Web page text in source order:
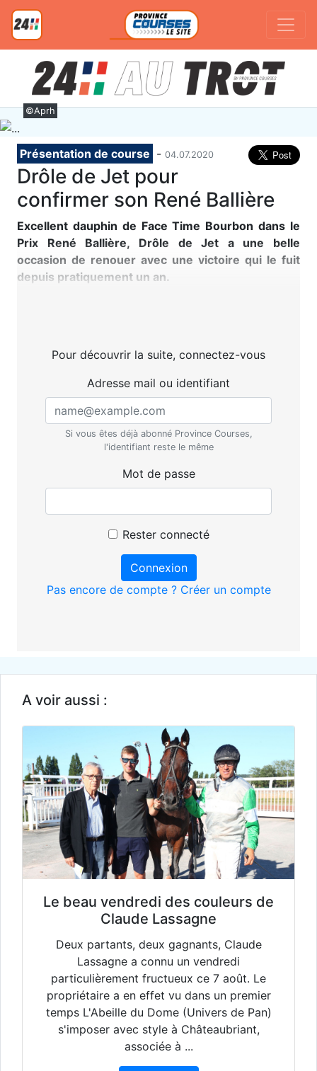
©Aprh
Présentation de course - 04.07.2020
Drôle de Jet pour
confirmer son René Ballière
Excellent dauphin de Face Time Bourbon dans le
Prix René Ballière, Drôle de Jet a une belle
occasion de renouer avec une victoire qui le fuit
depuis pratiquement un an.
Pour découvrir la suite, connectez-vous
Adresse mail ou identifiant
Si vous êtes déjà abonné Province Courses,
l'identifiant reste le même
Mot de passe
Rester connecté
Connexion
Pas encore de compte ? Créer un compte
A voir aussi :
Le beau vendredi des couleurs de
Claude Lassagne
Deux partants, deux gagnants, Claude
Lassagne a connu un vendredi
particulièrement fructueux ce 7 août. Le
propriétaire a en effet vu dans un premier
temps L'Abeille du Dome (Univers de Pan)
s'imposer avec style à Châteaubriant,
associée à ...